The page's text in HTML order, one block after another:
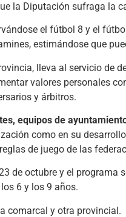
la Diputación sufraga la
el fútbol 8 y el
estimándose que
lleva al servicio de
valores personales
y árbitros.
equipos de
como en su
de juego de las
de octubre y el programa
6 y los 9 años.
comarcal y otra provincial.